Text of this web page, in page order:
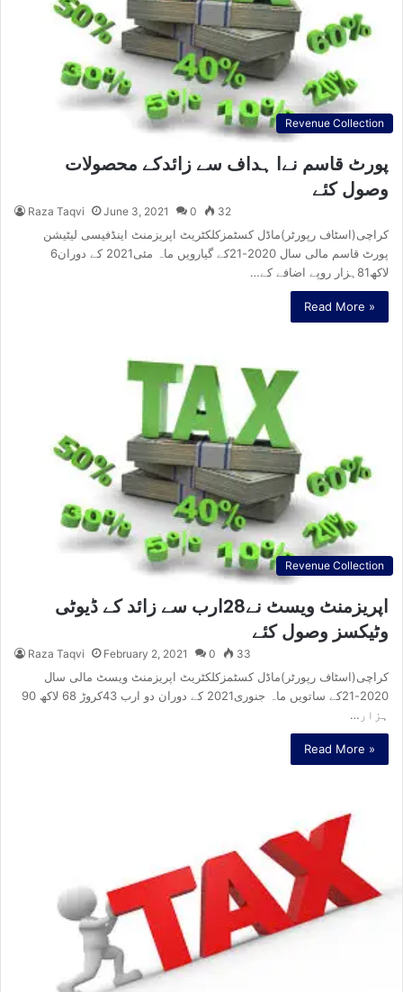
Revenue Collection
پورٹ قاسم نےا ہداف سے زائدکے محصولات
وصول کئے
Raza Taqvi June 3, 2021 0 32
کراچی(اسٹاف رپورٹر)ماڈل کسٹمزکلکٹریٹ اپریزمنٹ اینڈفیسی لیٹیشن
پورٹ قاسم مالی سال 2020-21کے گیارویں ماہ مئی2021 کے دوران6
لاکھ81ہزار روپے اضافے کے…
Read More »
Revenue Collection
اپریزمنٹ ویسٹ نے28ارب سے زائد کے ڈیوٹی
وٹیکسز وصول کئے
Raza Taqvi February 2, 2021 0 33
کراچی(اسٹاف رپورٹر)ماڈل کسٹمزکلکٹریٹ اپریزمنٹ ویسٹ مالی سال
2020-21کے ساتویں ماہ جنوری2021 کے دوران دو ارب 43کروڑ 68 لاکھ 90
ہزار…
Read More »